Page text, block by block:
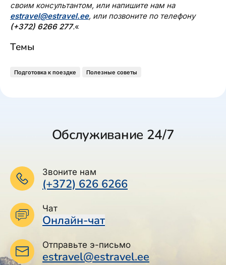
своим консультантом, или напишите нам на
estravel@estravel.ee, или позвоните по телефону
(+372) 6266 277.«
Темы
Подготовка к поездке Полезные советы
Обслуживание 24/7
Звоните нам
(+372) 626 6266
Чат
Онлайн-чат
Отправьте э-письмо
estravel@estravel.ee